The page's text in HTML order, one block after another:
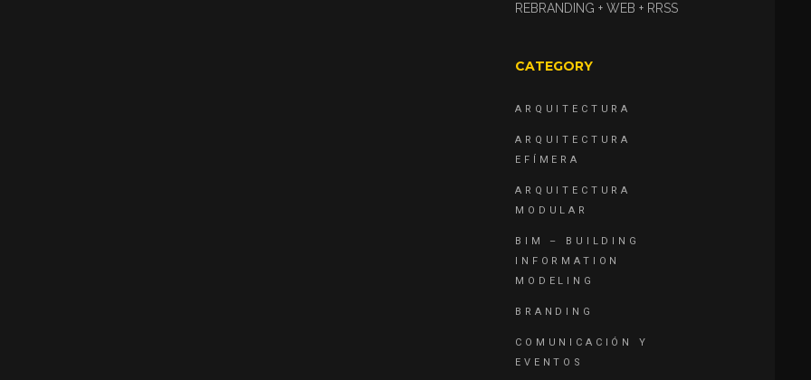
REBRANDING + WEB + RRSS
CATEGORY
ARQUITECTURA
ARQUITECTURA
EFÍMERA
ARQUITECTURA
MODULAR
BIM – BUILDING
INFORMATION
MODELING
BRANDING
COMUNICACIÓN Y
EVENTOS